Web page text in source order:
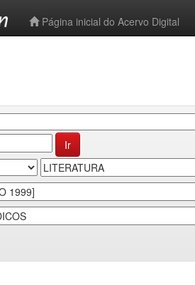
Página inicial do Acervo Digital